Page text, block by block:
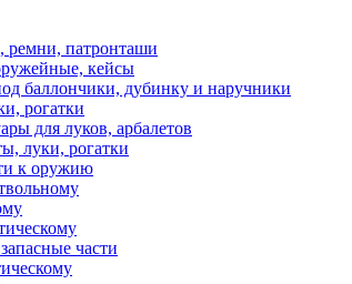
ремни, патронташи
кейсы
баллончики, дубинку и наручники
рогатки
для луков, арбалетов
луки, рогатки
к оружию
части